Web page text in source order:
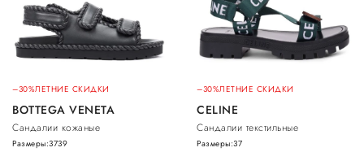
–30%ЛЕТНИЕ СКИДКИ
BOTTEGA VENETA
Сандалии кожаные
Размеры:3739
–30%ЛЕТНИЕ СКИДКИ
CELINE
Сандалии текстильные
Размеры:37